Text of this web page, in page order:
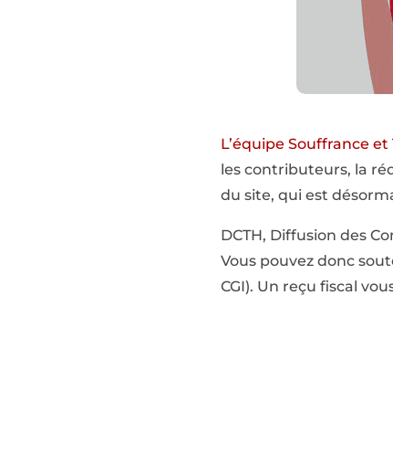
L’équipe Souffrance et
les contributeurs, la
du site, qui est
DCTH, Diffusion des
Vous pouvez donc
CGI). Un reçu fiscal